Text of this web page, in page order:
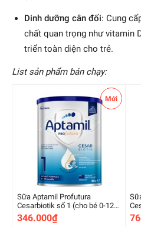
Dinh dưỡng cân đối: Cung
chất quan trọng như vitamin
triển toàn diện cho trẻ.
List sản phẩm bán chạy:
Mới
Sữa Aptamil Profutura
Cesarbiotik số 1 (cho bé 0-12
tháng) 380g
346.000₫